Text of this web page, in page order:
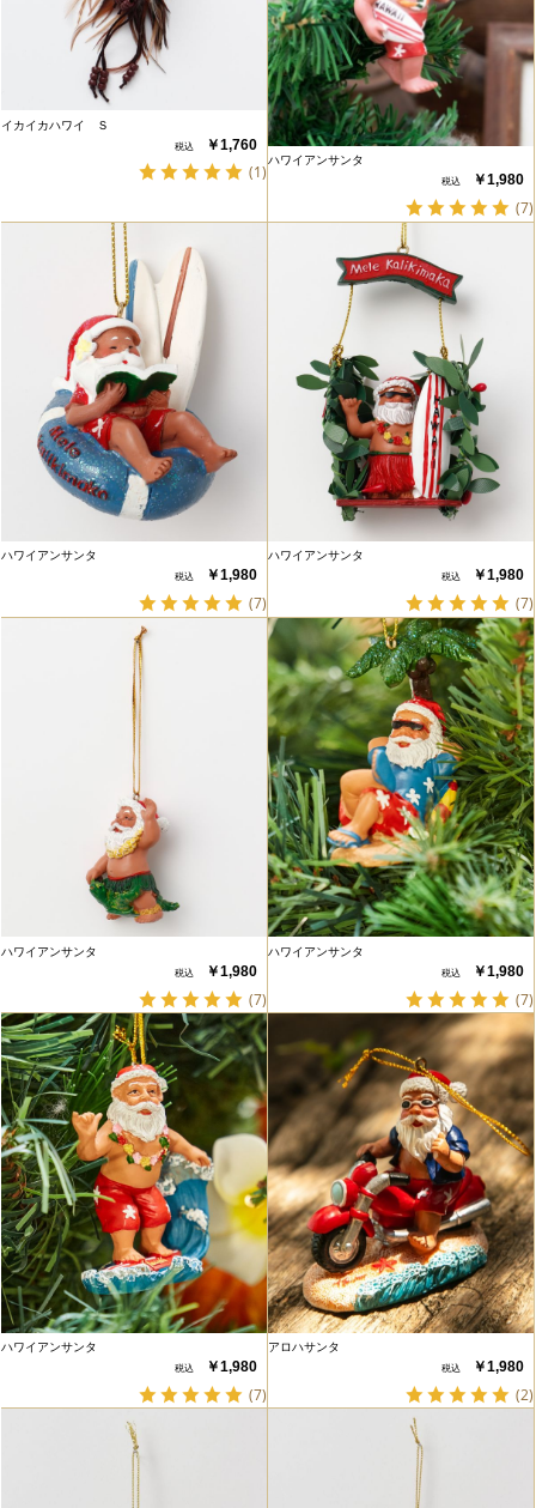
イカイカハワイ Ｓ
￥1,760
(1)
ハワイアンサンタ
￥1,980
(7)
ハワイアンサンタ
￥1,980
(7)
ハワイアンサンタ
￥1,980
(7)
ハワイアンサンタ
￥1,980
(7)
ハワイアンサンタ
￥1,980
(7)
ハワイアンサンタ
￥1,980
(7)
アロハサンタ
￥1,980
(2)